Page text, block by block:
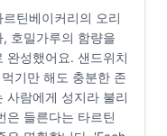
틴베이커리의 오리
호밀가루의 함량을
완성했어요. 샌드위치
기만 해도 충분한 존
사람에게 성지라 불리
은 들른다는 타르틴